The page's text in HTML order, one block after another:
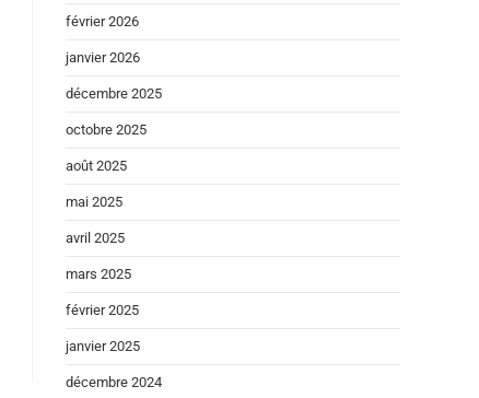
février 2026
janvier 2026
décembre 2025
octobre 2025
août 2025
mai 2025
avril 2025
mars 2025
février 2025
janvier 2025
décembre 2024